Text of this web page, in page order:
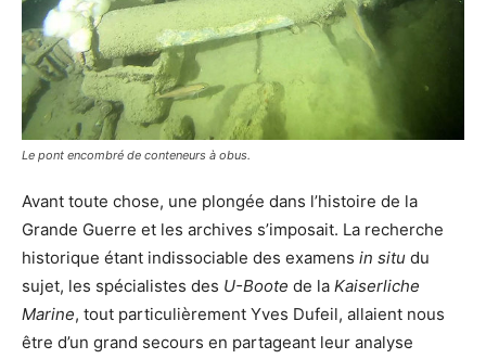
Le pont encombré de conteneurs à obus.
Avant toute chose, une plongée dans l’histoire de la
Grande Guerre et les archives s’imposait. La recherche
historique étant indissociable des examens in situ du
sujet, les spécialistes des U-Boote de la Kaiserliche
Marine, tout particulièrement Yves Dufeil, allaient nous
être d’un grand secours en partageant leur analyse